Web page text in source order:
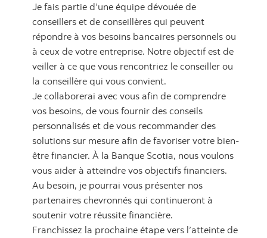
Je fais partie d’une équipe dévouée de
conseillers et de conseillères qui peuvent
répondre à vos besoins bancaires personnels ou
à ceux de votre entreprise. Notre objectif est de
veiller à ce que vous rencontriez le conseiller ou
la conseillère qui vous convient.
Je collaborerai avec vous afin de comprendre
vos besoins, de vous fournir des conseils
personnalisés et de vous recommander des
solutions sur mesure afin de favoriser votre bien-
être financier. À la Banque Scotia, nous voulons
vous aider à atteindre vos objectifs financiers.
Au besoin, je pourrai vous présenter nos
partenaires chevronnés qui continueront à
soutenir votre réussite financière.
Franchissez la prochaine étape vers l’atteinte de